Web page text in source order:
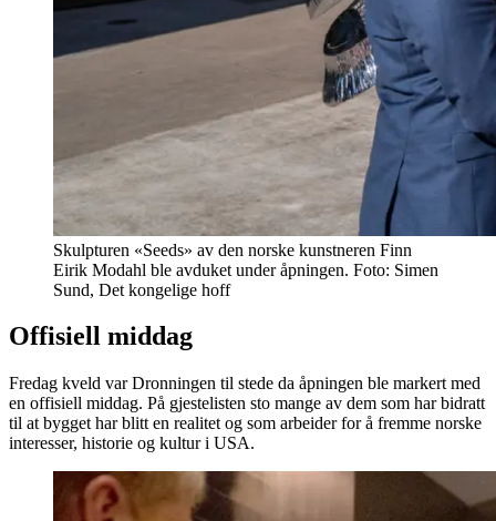
Skulpturen «Seeds» av den norske kunstneren Finn
Eirik Modahl ble avduket under åpningen. Foto: Simen
Sund, Det kongelige hoff
Offisiell middag
Fredag kveld var Dronningen til stede da åpningen ble markert med
en offisiell middag. På gjestelisten sto mange av dem som har bidratt
til at bygget har blitt en realitet og som arbeider for å fremme norske
interesser, historie og kultur i USA.